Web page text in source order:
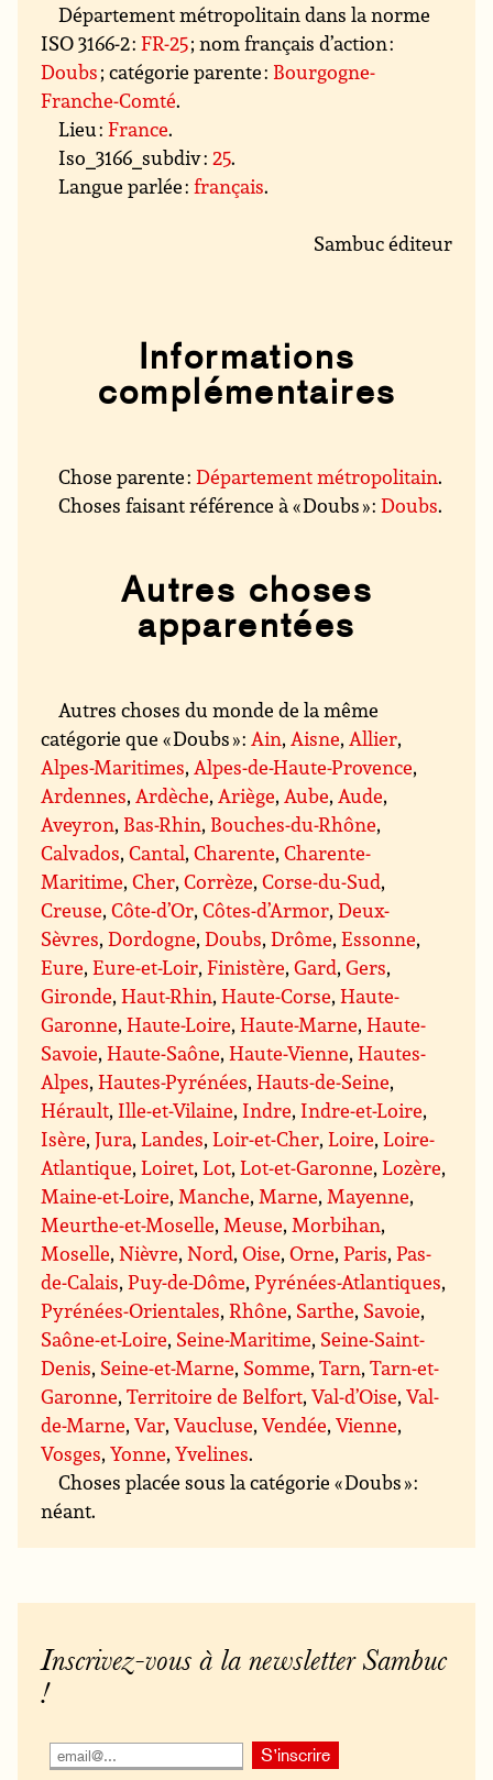
Département métropolitain dans la norme
ISO 3166-2 :FR-25; nom français d’action :
Doubs; catégorie parente : Bourgogne-
Franche-Comté.
Lieu :France.
Iso_3166_subdiv :25.
Langue parlée :français.
Sambuc éditeur
Informations
complémentaires
Chose parente :Département métropolitain.
Choses faisant référence à « Doubs » :Doubs.
Autres choses
apparentées
Autres choses du monde de la même
catégorie que « Doubs » :Ain,Aisne,Allier,
Alpes-Maritimes,Alpes-de-Haute-Provence,
Ardennes,Ardèche,Ariège,Aube,Aude,
Aveyron, Bas-Rhin, Bouches-du-Rhône,
Calvados,Cantal,Charente,Charente-
Maritime,Cher,Corrèze,Corse-du-Sud,
Creuse,Côte-d’Or,Côtes-d’Armor,Deux-
Sèvres,Dordogne,Doubs,Drôme,Essonne,
Eure,Eure-et-Loir,Finistère,Gard,Gers,
Gironde,Haut-Rhin,Haute-Corse,Haute-
Garonne,Haute-Loire,Haute-Marne,Haute-
Savoie,Haute-Saône,Haute-Vienne,Hautes-
Alpes,Hautes-Pyrénées,Hauts-de-Seine,
Hérault, Ille-et-Vilaine, Indre, Indre-et-Loire,
Isère,Jura,Landes,Loir-et-Cher,Loire,Loire-
Atlantique,Loiret,Lot,Lot-et-Garonne,Lozère,
Maine-et-Loire,Manche,Marne,Mayenne,
Meurthe-et-Moselle,Meuse,Morbihan,
Moselle,Nièvre,Nord,Oise,Orne,Paris,Pas-
de-Calais,Puy-de-Dôme,Pyrénées-Atlantiques,
Pyrénées-Orientales,Rhône, Sarthe, Savoie,
Saône-et-Loire, Seine-Maritime, Seine-Saint-
Denis, Seine-et-Marne, Somme,Tarn,Tarn-et-
Garonne,Territoire de Belfort,Val-d’Oise,Val-
de-Marne,Var,Vaucluse,Vendée,Vienne,
Vosges,Yonne,Yvelines.
Choses placée sous la catégorie « Doubs » :
néant.
Inscrivez-vous à la newsletter Sambuc
!